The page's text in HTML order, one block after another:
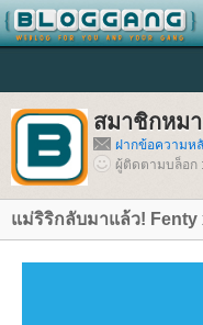
สมาชิกหมา
ฝากข้อความห
ผู้ติดตามบล็อก
ม่ริริกลับมาแล้ว! Fenty